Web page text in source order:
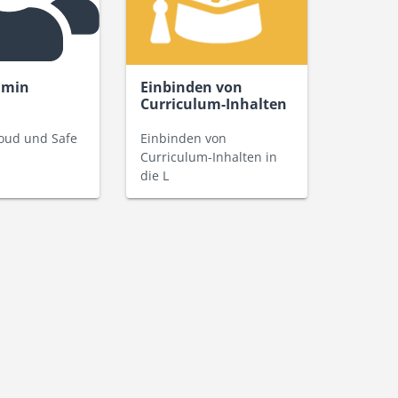
und Safe
Einbinden von
Curriculum-Inhalten
Einbinden von
Curriculum-Inhalten in
die L